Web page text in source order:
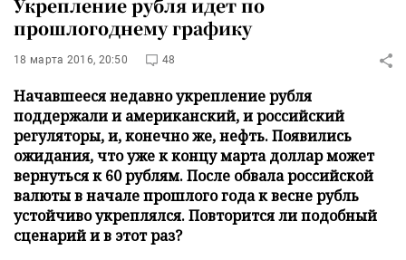
Укрепление рубля идет по
прошлогоднему графику
18 марта 2016, 20:50 48
Начавшееся недавно укрепление рубля
поддержали и американский, и российский
регуляторы, и, конечно же, нефть. Появились
ожидания, что уже к концу марта доллар может
вернуться к 60 рублям. После обвала российской
валюты в начале прошлого года к весне рубль
устойчиво укреплялся. Повторится ли подобный
сценарий и в этот раз?